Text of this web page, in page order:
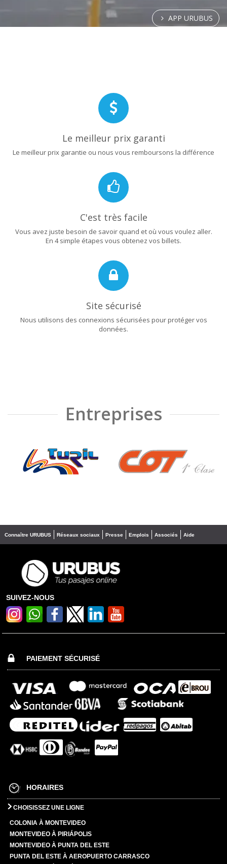
APP URUBUS
Le meilleur prix garanti
Le meilleur prix garantie ou nous vous remboursons la différence
C'est très facile
Vous avez juste besoin de savoir quand et où vous voulez aller.
En 4 simple étapes vous obtenez vos billets.
Site sécurisé
Nous utilisons des connexions sécurisées pour protéger vos
données.
Entreprises
❮ ❯
Connaître URUBUS Réseaux sociaux Presse Emplois Associés Aide
SUIVEZ-NOUS
PAIEMENT SÉCURISÉ
HORAIRES
CHOISISSEZ UNE LIGNE
COLONIA À MONTEVIDEO
MONTEVIDEO À PIRIÁPOLIS
MONTEVIDEO À PUNTA DEL ESTE
PUNTA DEL ESTE À AEROPUERTO CARRASCO